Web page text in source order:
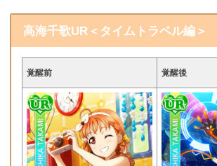
高海千歌UR＜タイムトラベル編＞
覚醒前 覚醒後